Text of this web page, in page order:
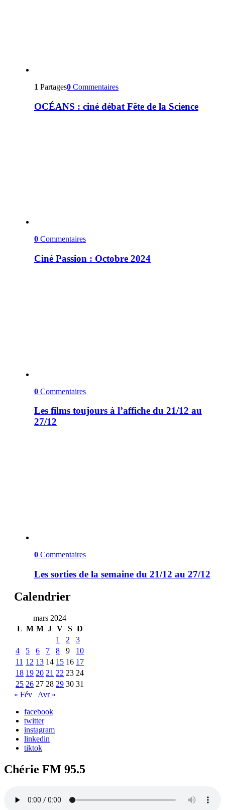
1 Partages0 Commentaires
OCÉANS : ciné débat Fête de la Science
0 Commentaires
Ciné Passion : Octobre 2024
0 Commentaires
Les films toujours à l’affiche du 21/12 au
27/12
0 Commentaires
Les sorties de la semaine du 21/12 au 27/12
Calendrier
mars 2024
L M M J V S D
1
2
3
4
5 6 7 8 9
10
11 12 13 14 15 16 17
18 19 20 21 22 23 24
25 26 27 28 29 30 31
« Fév
Avr »
facebook
twitter
instagram
linkedin
tiktok
Chérie FM 95.5